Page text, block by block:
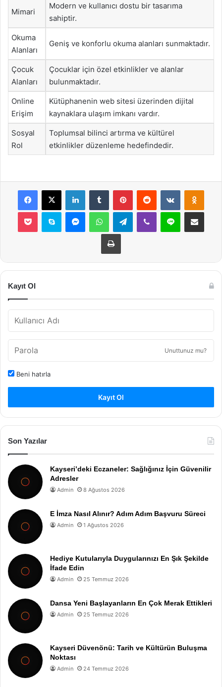
Mimari
Modern ve kullanıcı dostu bir tasarıma
sahiptir.
Okuma
Alanları
Geniş ve konforlu okuma alanları sunmaktadır.
Çocuk
Alanları
Çocuklar için özel etkinlikler ve alanlar
bulunmaktadır.
Online
Erişim
Kütüphanenin web sitesi üzerinden dijital
kaynaklara ulaşım imkanı vardır.
Sosyal
Rol
Toplumsal bilinci artırma ve kültürel
etkinlikler düzenleme hedefindedir.
Facebook
X LinkedInTumblr PinterestReddit VKontakte
Pocket Skype MessengerWhatsAppTelegramViber Line E-Posta ile
Yazdır
Kayıt Ol
Unuttunuz mu?
Beni hatırla
Kayıt Ol
Son Yazılar
Kayseri’deki Eczaneler: Sağlığınız İçin Güvenilir
Adresler
Admin 8 Ağustos 2026
E İmza Nasıl Alınır? Adım Adım Başvuru Süreci
Admin 1 Ağustos 2026
Hediye Kutularıyla Duygularınızı En Şık Şekilde
İfade Edin
Admin 25 Temmuz 2026
Dansa Yeni Başlayanların En Çok Merak Ettikleri
Admin 25 Temmuz 2026
Kayseri Düvenönü: Tarih ve Kültürün Buluşma
Noktası
Admin 24 Temmuz 2026